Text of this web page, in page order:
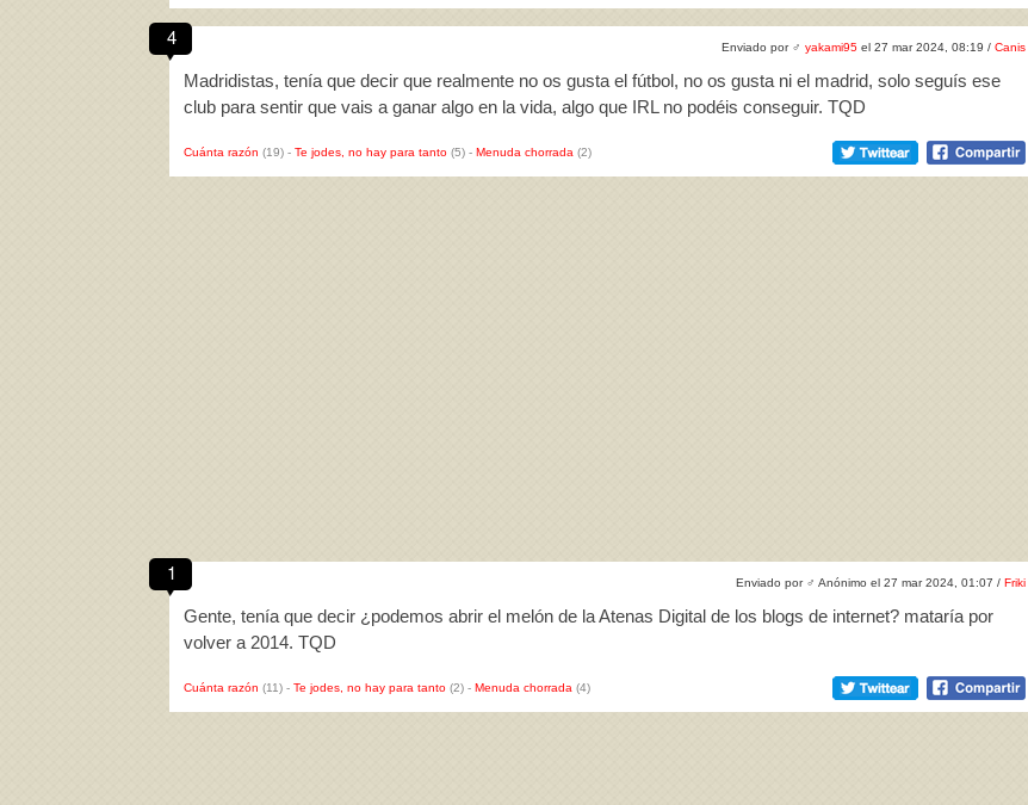
4 Enviado por ♂ yakami95 el 27 mar 2024, 08:19 / Canis
Madridistas, tenía que decir que realmente no os gusta el fútbol, no os gusta ni el madrid, solo seguís ese
club para sentir que vais a ganar algo en la vida, algo que IRL no podéis conseguir. TQD
Cuánta razón (19) - Te jodes, no hay para tanto (5) - Menuda chorrada (2)
1 Enviado por ♂ Anónimo el 27 mar 2024, 01:07 / Friki
Gente, tenía que decir ¿podemos abrir el melón de la Atenas Digital de los blogs de internet? mataría por
volver a 2014. TQD
Cuánta razón (11) - Te jodes, no hay para tanto (2) - Menuda chorrada (4)